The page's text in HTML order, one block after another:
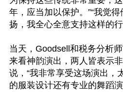
年，应当加以保护。”“我觉
扬，我全心全意支持这样的
当天，Goodsell和税务分析
来看神韵演出，两人皆表示
说，“我非常享受这场演出，
的服装设计还有专业的舞蹈